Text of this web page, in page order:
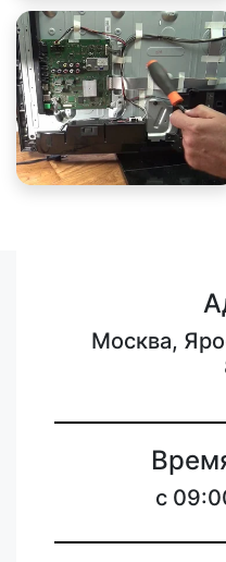
Москва,
c